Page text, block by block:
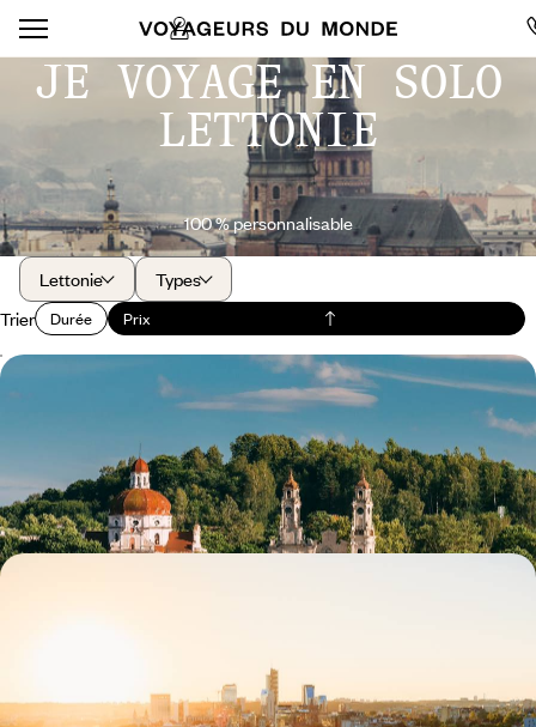
JE VOYAGE EN SOLO
LETTONIE
100 % personnalisable
Lettonie
Types
Trier
Durée Prix
Vilnius, Riga et Tallinn - L’âme des capitales baltes
Suivre l’Unesco dans son appréciation du patrimoine de Vilnius, Riga et
9 jours, de 4000 à 4800 $ CA
9 jours, de 5000 à 6100 $ CA